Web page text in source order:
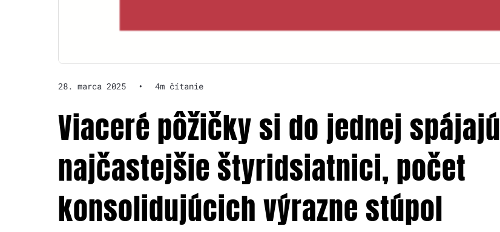
28. marca 2025 • 4m čítanie
Viaceré pôžičky si do jednej spájajú
najčastejšie štyridsiatnici, počet
konsolidujúcich výrazne stúpol